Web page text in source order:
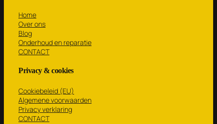
Home
Over ons
Blog
Onderhoud en reparatie
CONTACT
Privacy & cookies
Cookiebeleid (EU)
Algemene voorwaarden
Privacy verklaring
CONTACT